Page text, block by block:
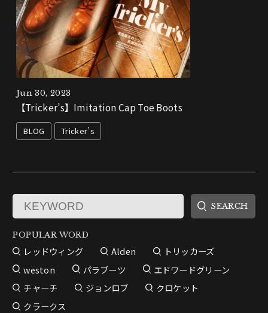
Jun 30, 2023
【Tricker’s】Imitation Cap Toe Boots
BLOG Tricker’s
POPULAR WORD
レッドウィング Alden
トリッカーズ
weston
パラブーツ
エドワードグリーン
チャーチ
ジョンロブ
クロケット
クラークス